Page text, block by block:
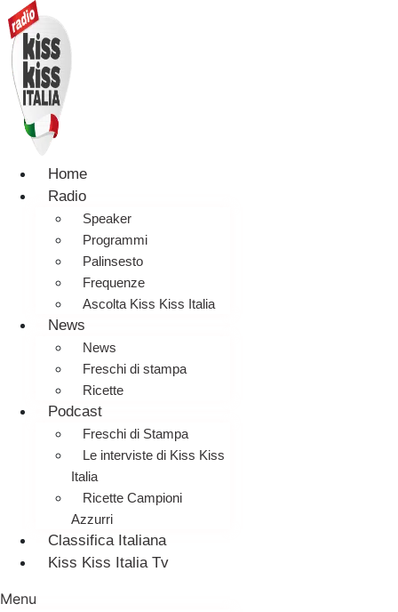
Home
Radio
Speaker
Programmi
Palinsesto
Frequenze
Ascolta Kiss Kiss Italia
News
News
Freschi di stampa
Ricette
Podcast
Freschi di Stampa
Le interviste di Kiss Kiss
Italia
Ricette Campioni
Azzurri
Classifica Italiana
Kiss Kiss Italia Tv
Menu